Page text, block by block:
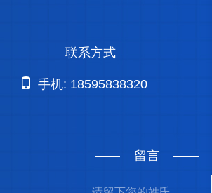
联系方式
手机: 18595838320
留言